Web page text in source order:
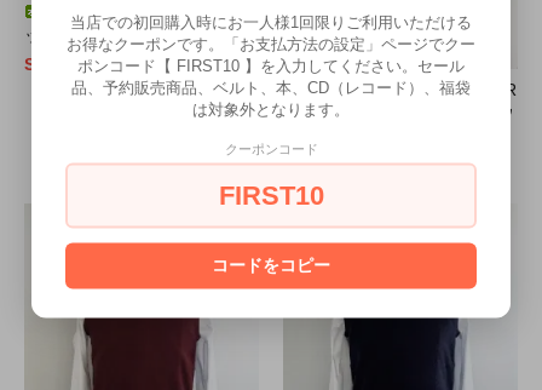
RUN & FLY ブラックウォ
ッチタータン トラウザーズ
SOLD OUT
【20% OFF】POP GEAR
“KEITH MOON TARGET” スウ
4,800円(税込5,280円)
当店での初回購入時にお一人様1回限りご利用いただける
お得なクーポンです。「お支払方法の設定」ページでクー
ポンコード【 FIRST10 】を入力してください。セール
品、予約販売商品、ベルト、本、CD（レコード）、福袋
は対象外となります。
クーポンコード
FIRST10
コードをコピー